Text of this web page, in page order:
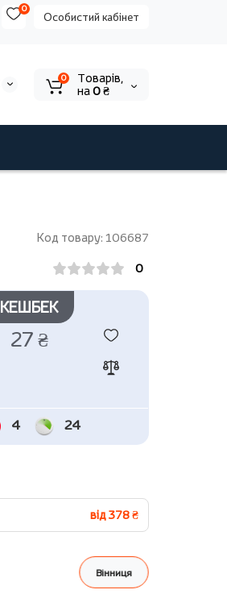
Особистий кабінет
0
0
Tоварів,
на0 ₴
Код товару: 106687
0
КЕШБЕК
27 ₴
4 24
від 378 ₴
Вінниця